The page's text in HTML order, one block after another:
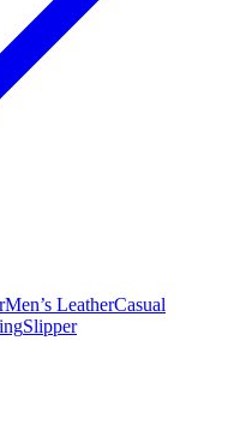
Men’s LeatherCasual
Slipper